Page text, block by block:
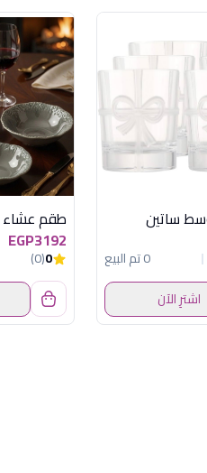
0 تم البيع
اشترِ الآن
EGP3192
0
(0)